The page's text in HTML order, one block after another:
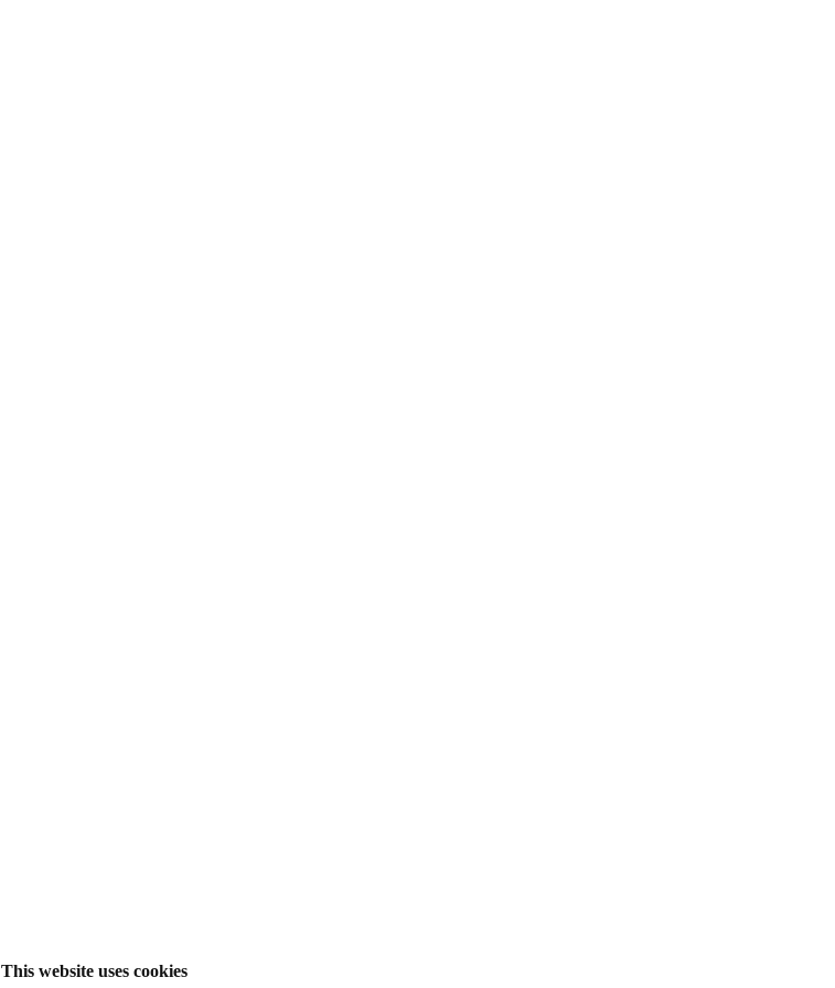
This website uses cookies